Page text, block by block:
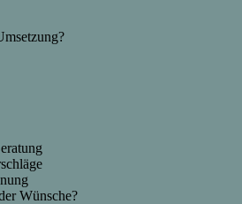
Wünsche?